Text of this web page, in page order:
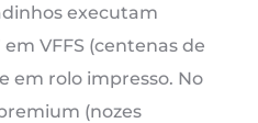
executam
VFFS (centenas de
em rolo impresso. No
(nozes